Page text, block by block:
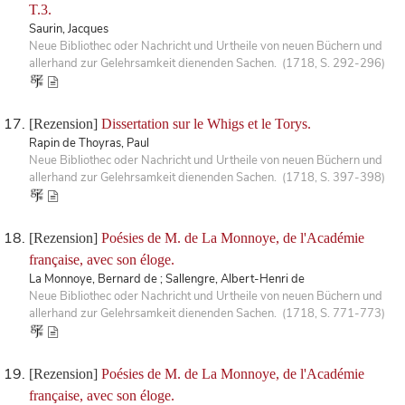
T.3.
Saurin, Jacques
Neue Bibliothec oder Nachricht und Urtheile von neuen Büchern und
allerhand zur Gelehrsamkeit dienenden Sachen. (1718, S. 292-296)
[Rezension] Dissertation sur le Whigs et le Torys.
Rapin de Thoyras, Paul
Neue Bibliothec oder Nachricht und Urtheile von neuen Büchern und
allerhand zur Gelehrsamkeit dienenden Sachen. (1718, S. 397-398)
[Rezension] Poésies de M. de La Monnoye, de l'Académie
française, avec son éloge.
La Monnoye, Bernard de ; Sallengre, Albert-Henri de
Neue Bibliothec oder Nachricht und Urtheile von neuen Büchern und
allerhand zur Gelehrsamkeit dienenden Sachen. (1718, S. 771-773)
[Rezension] Poésies de M. de La Monnoye, de l'Académie
française, avec son éloge.